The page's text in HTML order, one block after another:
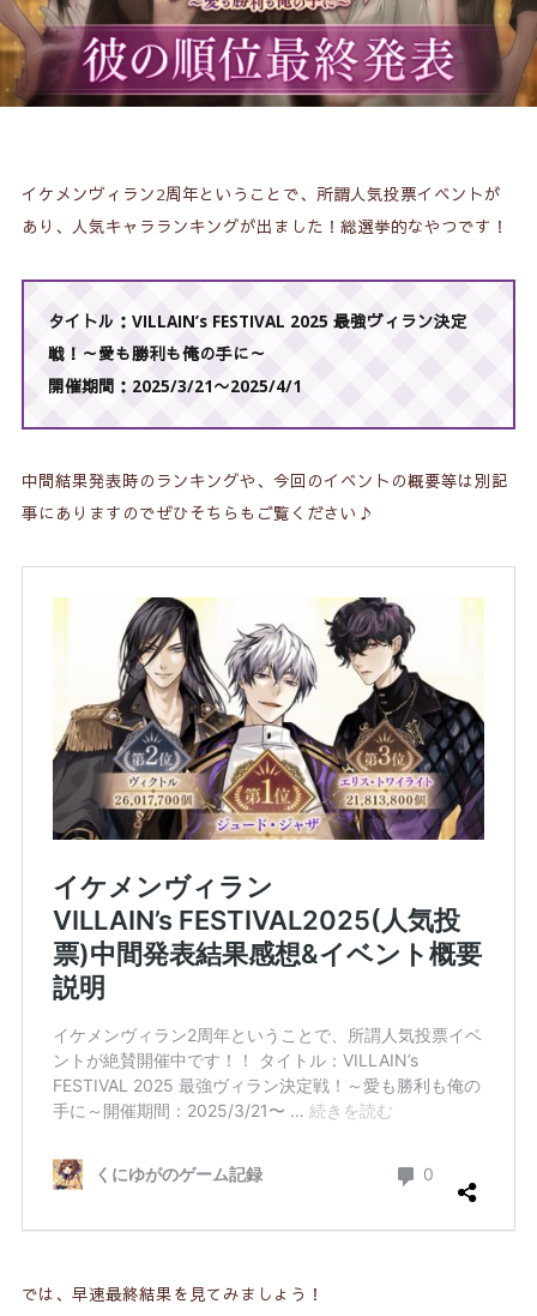
イケメンヴィラン2周年ということで、所謂人気投票イベントが
あり、人気キャラランキングが出ました！総選挙的なやつです！
タイトル：VILLAIN’s FESTIVAL 2025 最強ヴィラン決定
戦！～愛も勝利も俺の手に～
開催期間：2025/3/21〜2025/4/1
中間結果発表時のランキングや、今回のイベントの概要等は別記
事にありますのでぜひそちらもご覧ください♪
では、早速最終結果を見てみましょう！